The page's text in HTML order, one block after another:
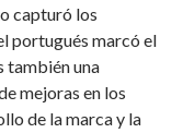
capturó los
portugués marcó el
también una
mejoras en los
de la marca y la